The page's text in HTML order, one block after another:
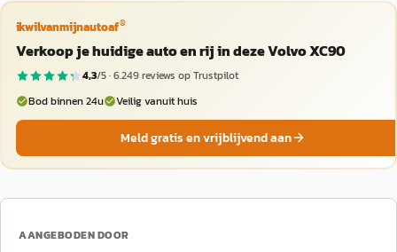
ikwilvanmijnautoaf®
Verkoop je huidige auto en rij in deze Volvo XC90
4,3/5 ·6.249reviews op Trustpilot
Bod binnen 24u
Veilig vanuit huis
Meld gratis en vrijblijvend aan
AANGEBODEN DOOR